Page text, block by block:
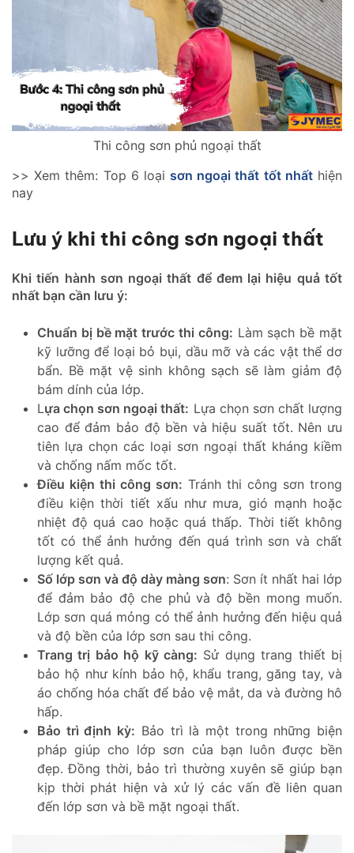
Thi công sơn phủ ngoại thất
>> Xem thêm: Top 6 loạisơn ngoại thất tốt nhấthiện
nay
Lưu ý khi thi công sơn ngoại thất
Khi tiến hành sơn ngoại thất để đem lại hiệu quả tốt
nhất bạn cần lưu ý:
Chuẩn bị bề mặt trước thi công: Làm sạch bề mặt
kỹ lưỡng để loại bỏ bụi, dầu mỡ và các vật thể dơ
bẩn. Bề mặt vệ sinh không sạch sẽ làm giảm độ
bám dính của lớp.
Lựa chọn sơn ngoại thất: Lựa chọn sơn chất lượng
cao để đảm bảo độ bền và hiệu suất tốt. Nên ưu
tiên lựa chọn các loại sơn ngoại thất kháng kiềm
và chống nấm mốc tốt.
Điều kiện thi công sơn: Tránh thi công sơn trong
điều kiện thời tiết xấu như mưa, gió mạnh hoặc
nhiệt độ quá cao hoặc quá thấp. Thời tiết không
tốt có thể ảnh hưởng đến quá trình sơn và chất
lượng kết quả.
Số lớp sơn và độ dày màng sơn: Sơn ít nhất hai lớp
để đảm bảo độ che phủ và độ bền mong muốn.
Lớp sơn quá mỏng có thể ảnh hưởng đến hiệu quả
và độ bền của lớp sơn sau thi công.
Trang trị bảo hộ kỹ càng: Sử dụng trang thiết bị
bảo hộ như kính bảo hộ, khẩu trang, găng tay, và
áo chống hóa chất để bảo vệ mắt, da và đường hô
hấp.
Bảo trì định kỳ: Bảo trì là một trong những biện
pháp giúp cho lớp sơn của bạn luôn được bền
đẹp. Đồng thời, bảo trì thường xuyên sẽ giúp bạn
kịp thời phát hiện và xử lý các vấn đề liên quan
đến lớp sơn và bề mặt ngoại thất.